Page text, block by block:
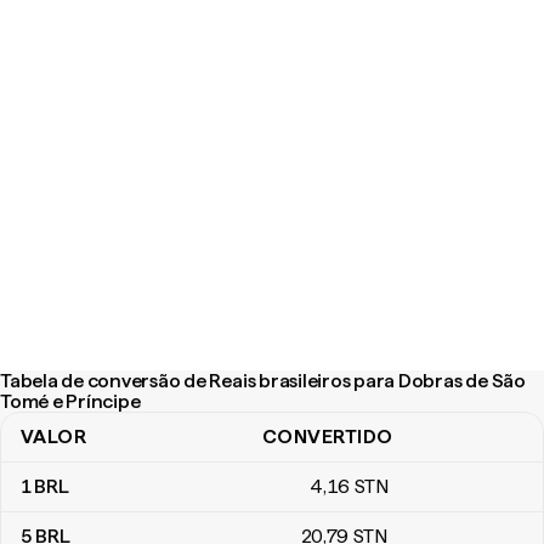
Tabela de conversão de Reais brasileiros para Dobras de São
Tomé e Príncipe
Tabela de conversão de Reais brasileiros para Dobras de São
VALOR CONVERTIDO
1BRL 4,16 STN
5 BRL 20,79 STN